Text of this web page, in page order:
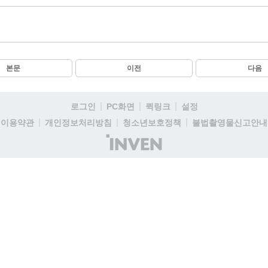
본문 이전 다음
로그인 PC화면 퀵링크
설정
이용약관
개인정보처리방침 청소년보호정책
불법촬영물신고안내
(주)
인